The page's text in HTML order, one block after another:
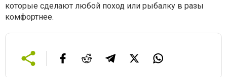
которые сделают любой поход или рыбалку в разы
комфортнее.